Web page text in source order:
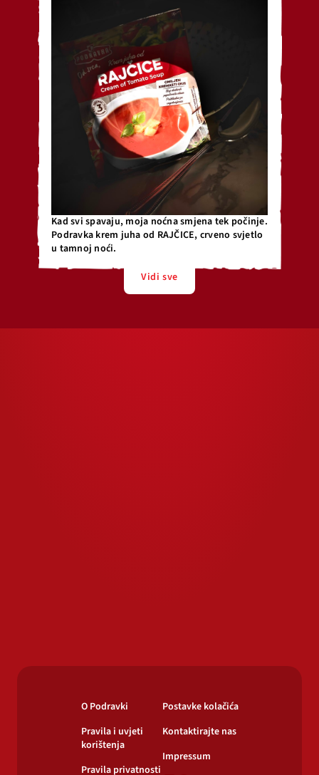
Kad svi spavaju, moja noćna smjena tek počinje.
Podravka krem juha od RAJČICE, crveno svjetlo
u tamnoj noći.
Vidi sve
O Podravki
Pravila i uvjeti
korištenja
Pravila privatnosti
Postavke kolačića
Kontaktirajte nas
Impressum